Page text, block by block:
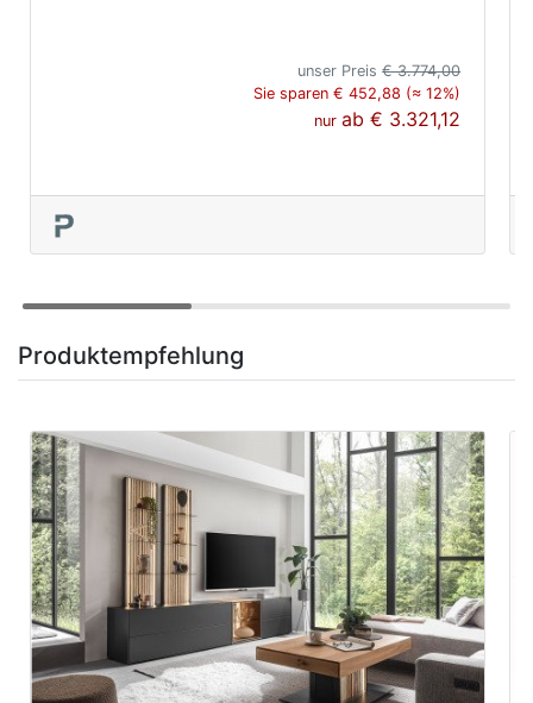
unser Preis€ 3.774,00
Sie sparen € 452,88 (≈ 12%)
nurab€ 3.321,12
Produktempfehlung